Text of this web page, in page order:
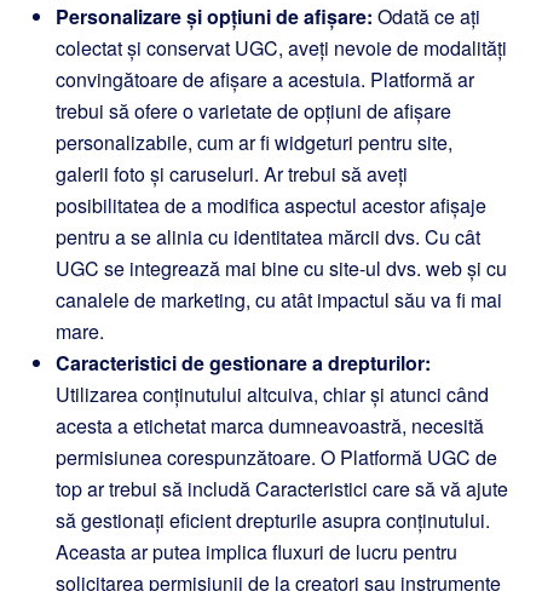
Personalizare și opțiuni de afișare: Odată ce ați
colectat și conservat UGC, aveți nevoie de modalități
convingătoare de afișare a acestuia. Platformă ar
trebui să ofere o varietate de opțiuni de afișare
personalizabile, cum ar fi widgeturi pentru site,
galerii foto și caruseluri. Ar trebui să aveți
posibilitatea de a modifica aspectul acestor afișaje
pentru a se alinia cu identitatea mărcii dvs. Cu cât
UGC se integrează mai bine cu site-ul dvs. web și cu
canalele de marketing, cu atât impactul său va fi mai
mare.
Caracteristici de gestionare a drepturilor:
Utilizarea conținutului altcuiva, chiar și atunci când
acesta a etichetat marca dumneavoastră, necesită
permisiunea corespunzătoare. O Platformă UGC de
top ar trebui să includă Caracteristici care să vă ajute
să gestionați eficient drepturile asupra conținutului.
Aceasta ar putea implica fluxuri de lucru pentru
solicitarea permisiunii de la creatori sau instrumente